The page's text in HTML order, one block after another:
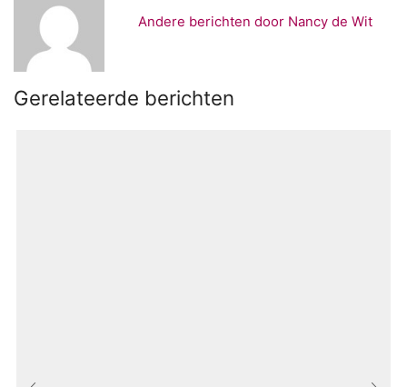
Andere berichten door Nancy de Wit
Gerelateerde berichten